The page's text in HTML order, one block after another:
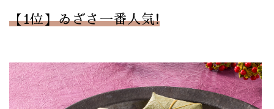
【1位】ゐざさ一番人気!